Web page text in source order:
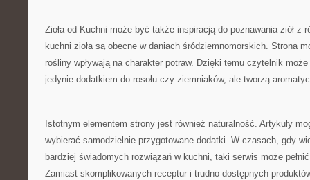
Zioła od Kuchni może być także inspiracją do poznawania ziół z
kuchni zioła są obecne w daniach śródziemnomorskich. Strona
rośliny wpływają na charakter potraw. Dzięki temu czytelnik
jedynie dodatkiem do rosołu czy ziemniaków, ale tworzą
Istotnym elementem strony jest również naturalność. Artykuły
wybierać samodzielnie przygotowane dodatki. W czasach, gdy
bardziej świadomych rozwiązań w kuchni, taki serwis może
Zamiast skomplikowanych receptur i trudno dostępnych